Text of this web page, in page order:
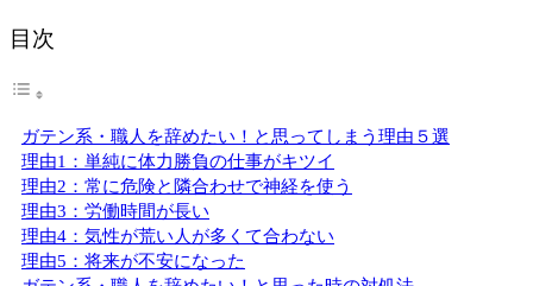
目次
ガテン系・職人を辞めたい！と思ってしまう理由５選
理由1：単純に体力勝負の仕事がキツイ
理由2：常に危険と隣合わせで神経を使う
理由3：労働時間が長い
理由4：気性が荒い人が多くて合わない
理由5：将来が不安になった